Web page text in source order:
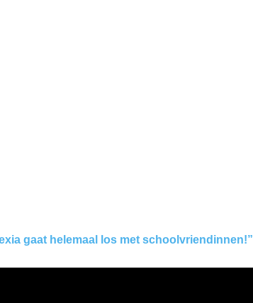
gaat helemaal los met schoolvriendinnen!”